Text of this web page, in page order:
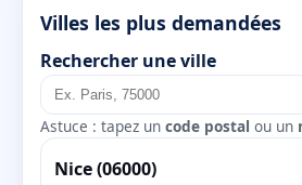
Villes les plus demandées
Rechercher une ville
Astuce : tapez un code postal ou un
Nice (06000)